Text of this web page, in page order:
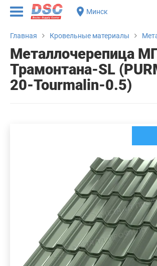
Минск
Главная Кровельные материалы
Металлочерепица
Трамонтана-SL
20-Tourmalin-0.5)